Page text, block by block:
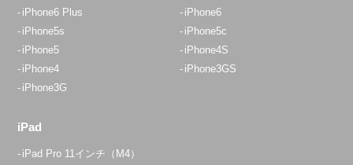
iPhone6 Plus
iPhone6
iPhone5s
iPhone5c
iPhone5
iPhone4S
iPhone4
iPhone3GS
iPhone3G
iPad
iPad Pro 11インチ（M4）